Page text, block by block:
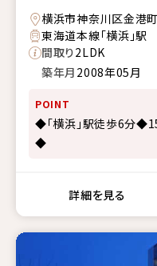
横浜市神奈川区金港町
東海道本線「横浜」
間取り2LDK
築年月 2008年05月
POINT
◆「横浜」駅徒歩6分
◆
詳細を見る